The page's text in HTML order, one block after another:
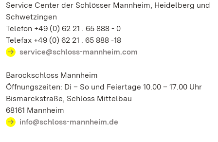
Service Center der Schlösser Mannheim, Heidelberg und
Schwetzingen
Telefon +49 (0) 62 21 . 65 888 - 0
Telefax +49 (0) 62 21 . 65 888 -18
service@schloss-mannheim.com
Barockschloss Mannheim
Öffnungszeiten: Di – So und Feiertage 10.00 – 17.00 Uhr
Bismarckstraße, Schloss Mittelbau
68161 Mannheim
info@schloss-mannheim.de